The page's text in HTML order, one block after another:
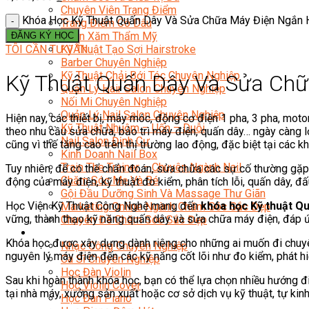
Chuyên Viên Trang Điểm
Trang Điểm Cô Dâu
Phun Xăm Thẩm Mỹ
Kỹ Thuật Tạo Sợi Hairstroke
Barber Chuyên Nghiệp
Kỹ Thuật Chải Bới Tóc Chuyên Nghiệp
Quản Lý Hair Salon Chuyên Nghiệp
Nối Mi Chuyên Nghiệp
Quản Lý Nail Salon Chuyên Nghiệp
Kỹ Thuật Nhuộm – Uốn – Duỗi
Nail Salon Định Cư
Kinh Doanh Nail Box
Train The Trainer – Chuyên Ngành Nail
Chăm Sóc Mẹ Và Bé
Gội Đầu Dưỡng Sinh Và Massage Thư Giãn
Marketing Online Ngành Chăm Sóc Sắc Đẹp
Chuyên Đề Chăm Sóc Sắc Đẹp
Nhạc Công Chuyên Nghiệp
Ca Sĩ Chuyên Nghiệp
Học Đàn Violin
Học Violin Cover
Học Đàn Piano
Khóa Học Kỹ Thuật Quấn Dây Và Sửa Chữa Máy Điện Ngắn
ĐĂNG KÝ HỌC
TÔI CẦN TƯ VẤN
Kỹ Thuật Quấn Dây Và Sửa
Hiện nay, các thiết bị, máy móc, động cơ điện 1 pha, 3 pha,
theo nhu cầu sửa chữa, bảo trì máy điện, quấn dây… ngày
cũng vì thế tăng cao trên thị trường lao động, đặc biệt tại các
Tuy nhiên, để có thể chẩn đoán, sửa chữa các sự cố thường
động của máy điện, kỹ thuật đo kiểm, phân tích lỗi, quấn dây,
Học Viện Kỹ Thuật Công Nghệ mang đếnkhóa học Kỹ thuật
vững, thành thạo kỹ năng quấn dây và sửa chữa máy điện,
Khóa học được xây dựng dành riêng cho những ai muốn đi
nguyên lý máy điện đến các kỹ năng cốt lõi như đo kiểm, phát
Sau khi hoàn thành khóa học, bạn có thể lựa chọn nhiều
tại nhà máy, xưởng sản xuất hoặc cơ sở dịch vụ kỹ thuật, tự